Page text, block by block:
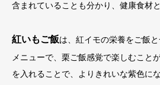
含まれていることも分かり、健康食材
紅いもご飯は、紅イモの栄養をご飯
メニューで、栗ご飯感覚で楽しむこと
を入れることで、よりきれいな紫色に